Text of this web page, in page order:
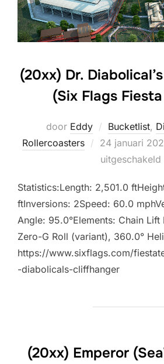
(20xx) Dr.
(Six Flags
door Eddy Bucketlist,
Rollercoasters
Geplaatst
op
24 januari
uitgeschakeld
Statistics:Length: 2,501.0
ftInversions: 2Speed: 60.0
Angle: 95.0°Elements: Chain Lift
Zero-G Roll (variant), 360.0°
https://www.sixflags.com/
-diabolicals-cliffhanger
(20xx) Emperor